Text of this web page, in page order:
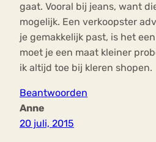
gaat. Vooral bij jeans, want
mogelijk. Een verkoopster
je gemakkelijk past, is het
moet je een maat kleiner
ik altijd toe bij kleren shopen.
Beantwoorden
Anne
20 juli, 2015